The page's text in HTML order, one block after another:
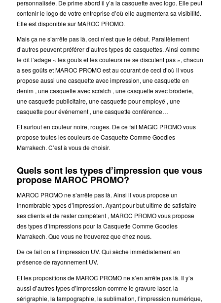
personnalisée. De prime abord il y’a la casquette avec logo. Elle peut
contenir le logo de votre entreprise d’où elle augmentera sa visibilité.
Elle est disponible sur MAROC PROMO.
Mais ça ne s’arrête pas là, ceci n’est que le début. Parallèlement
d’autres peuvent préférer d’autres types de casquettes. Ainsi comme
le dit l’adage « les goûts et les couleurs ne se discutent pas », chacun
a ses goûts et MAROC PROMO est au courant de ceci d’où il vous
propose aussi une casquette avec impression, une casquette en
denim , une casquette avec scratch , une casquette avec broderie,
une casquette publicitaire, une casquette pour employé , une
casquette pour événement , une casquette conférence…
Et surtout en couleur noire, rouges. De ce fait MAGIC PROMO vous
propose toutes les couleurs de Casquette Comme Goodies
Marrakech. C’est à vous de choisir.
Quels sont les types d’impression que vous
propose MAROC PROMO?
MAROC PROMO ne s’arrête pas là. Ainsi il vous propose un
innombrable types d’impression. Ayant pour but ultime de satisfaire
ses clients et de rester compétent , MAROC PROMO vous propose
des types d’impressions pour la Casquette Comme Goodies
Marrakech. Que vous ne trouverez que chez nous.
De ce fait on a l’impression UV. Qui sèche immédiatement en
présence de rayonnement UV.
Et les propositions de MAROC PROMO ne s’en arrête pas là. Il y’a
aussi d’autres types d’impression comme le gravure laser, la
sérigraphie, la tampographie, la sublimation, l’impression numérique,